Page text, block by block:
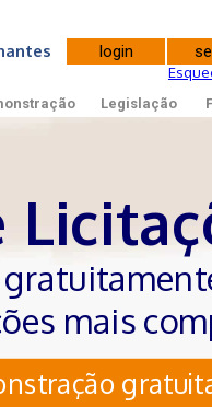
Legislação
mais